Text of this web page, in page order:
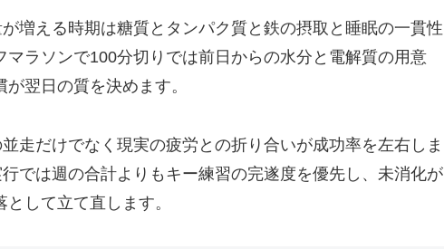
増える時期は糖質とタンパク質と鉄の摂取と睡眠の一貫性
ラソンで100分切りでは前日からの水分と電解質の用意
翌日の質を決めます。
走だけでなく現実の疲労との折り合いが成功率を左右しま
では週の合計よりもキー練習の完遂度を優先し、未消化が
して立て直します。